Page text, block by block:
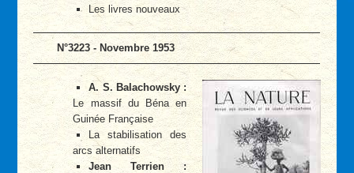
Les livres nouveaux
N°3223 - Novembre 1953
A. S. Balachowsky :
Le massif du Béna en
Guinée Française
La stabilisation des
arcs alternatifs
Jean Terrien :